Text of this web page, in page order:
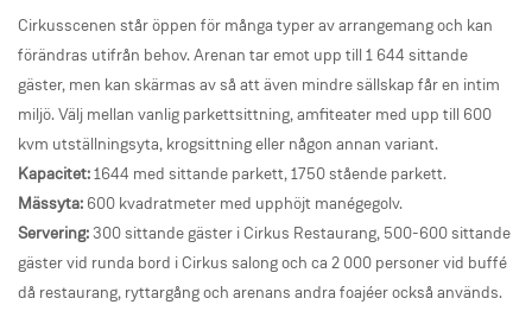
Cirkusscenen står öppen för många typer av arrangemang och kan
förändras utifrån behov. Arenan tar emot upp till 1 644 sittande
gäster, men kan skärmas av så att även mindre sällskap får en intim
miljö. Välj mellan vanlig parkettsittning, amfiteater med upp till 600
kvm utställningsyta, krogsittning eller någon annan variant.
Kapacitet:1644 med sittande parkett, 1750 stående parkett.
Mässyta: 600 kvadratmeter med upphöjt manégegolv.
Servering:300 sittande gäster i Cirkus Restaurang, 500-600 sittande
gäster vid runda bord i Cirkus salong och ca 2 000 personer vid buffé
då restaurang, ryttargång och arenans andra foajéer också används.